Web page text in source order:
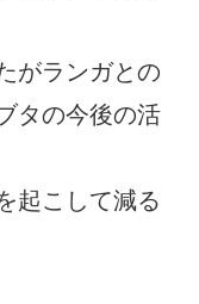
がランガとの
タの今後の活
起こして減る